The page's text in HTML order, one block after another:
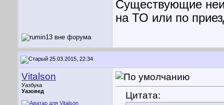
Существующие
на ТО или по
25.03.2015, 22:34
Vitalson
Уазбука
Уазовед
Цитата: